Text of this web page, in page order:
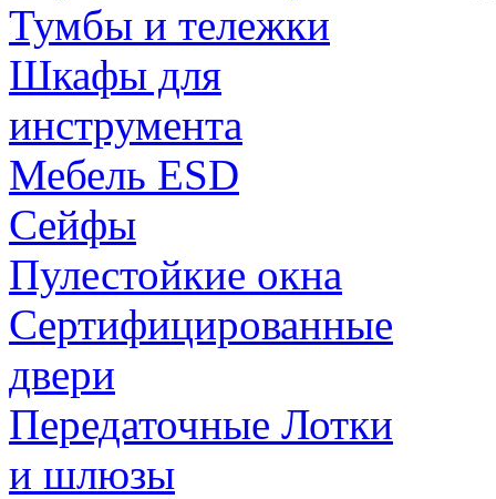
Тумбы и тележки
Шкафы для
инструмента
Мебель ESD
Сейфы
Пулестойкие окна
Сертифицированные
двери
Передаточные Лотки
и шлюзы